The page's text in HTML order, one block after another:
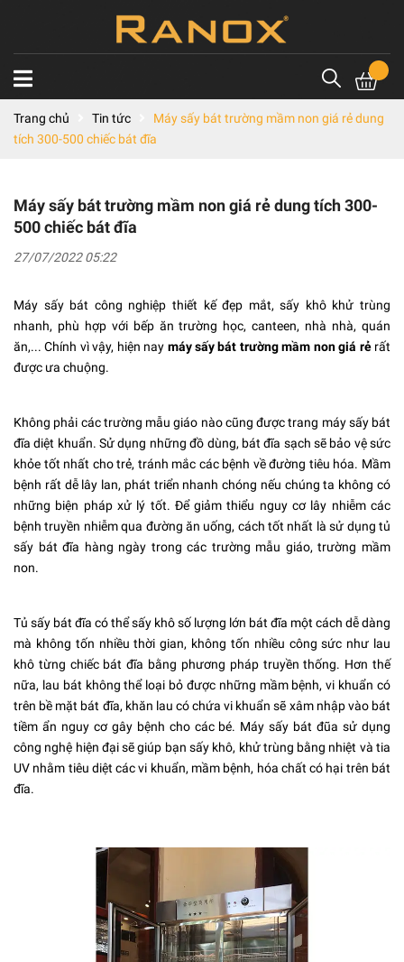
Trang chủ Tin tức
Máy sấy bát trường mầm non giá rẻ dung
tích 300-500 chiếc bát đĩa
Máy sấy bát trường mầm non giá rẻ dung tích 300-
500 chiếc bát đĩa
27/07/2022 05:22
Máy sấy bát công nghiệp thiết kế đẹp mắt, sấy khô khử trùng
nhanh, phù hợp với bếp ăn trường học, canteen, nhà nhà, quán
ăn,... Chính vì vậy, hiện nay máy sấy bát trường mầm non giá rẻrất
được ưa chuộng.
Không phải các trường mẫu giáo nào cũng được trang máy sấy bát
đĩa diệt khuẩn. Sử dụng những đồ dùng, bát đĩa sạch sẽ bảo vệ sức
khỏe tốt nhất cho trẻ, tránh mắc các bệnh về đường tiêu hóa. Mầm
bệnh rất dễ lây lan, phát triển nhanh chóng nếu chúng ta không có
những biện pháp xử lý tốt. Để giảm thiểu nguy cơ lây nhiễm các
bệnh truyền nhiễm qua đường ăn uống, cách tốt nhất là sử dụng tủ
sấy bát đĩa hàng ngày trong các trường mẫu giáo, trường mầm
non.
Tủ sấy bát đĩa có thể sấy khô số lượng lớn bát đĩa một cách dễ dàng
mà không tốn nhiều thời gian, không tốn nhiều công sức như lau
khô từng chiếc bát đĩa bằng phương pháp truyền thống. Hơn thế
nữa, lau bát không thể loại bỏ được những mầm bệnh, vi khuẩn có
trên bề mặt bát đĩa, khăn lau có chứa vi khuẩn sẽ xâm nhập vào bát
tiềm ẩn nguy cơ gây bệnh cho các bé. Máy sấy bát đũa sử dụng
công nghệ hiện đại sẽ giúp bạn sấy khô, khử trùng bằng nhiệt và tia
UV nhằm tiêu diệt các vi khuẩn, mầm bệnh, hóa chất có hại trên bát
đĩa.